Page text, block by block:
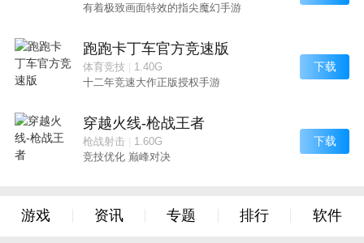
有着极致画面特效的指尖魔幻手游
跑跑卡丁车官方竞速版
体育竞技
1.40G
十二年竞速大作正版授权手游
下载
穿越火线-枪战王者
枪战射击
1.60G
竞技优化 巅峰对决
下载
游戏 资讯 专题 排行 软件